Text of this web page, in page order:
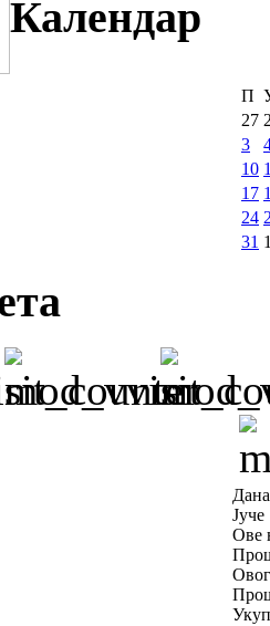
Календар
П
27
3
10
17
24
31
Јуче
Ове